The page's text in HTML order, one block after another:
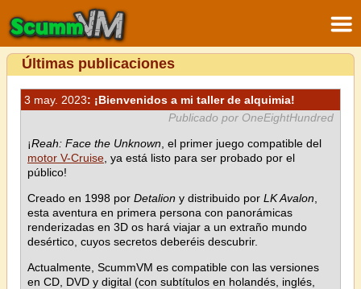
Últimas publicaciones
3 may. 2023: ¡Bienvenidos a mi taller de alquimia!
Publicado por OneEightHundred
¡Reah: Face the Unknown , el primer juego compatible del
motor V-Cruise , ya está listo para ser probado por el
público!
Creado en 1998 por Detalion y distribuido por LK Avalon
esta aventura en primera persona con panorámicas
renderizadas en 3D os hará viajar a un extraño mundo
desértico, cuyos secretos deberéis descubrir.
Actualmente, ScummVM es compatible con las versiones
en CD, DVD y digital (con subtítulos en holandés, inglés,